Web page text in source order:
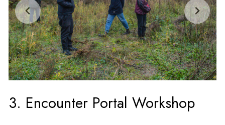
3. Encounter Portal Workshop